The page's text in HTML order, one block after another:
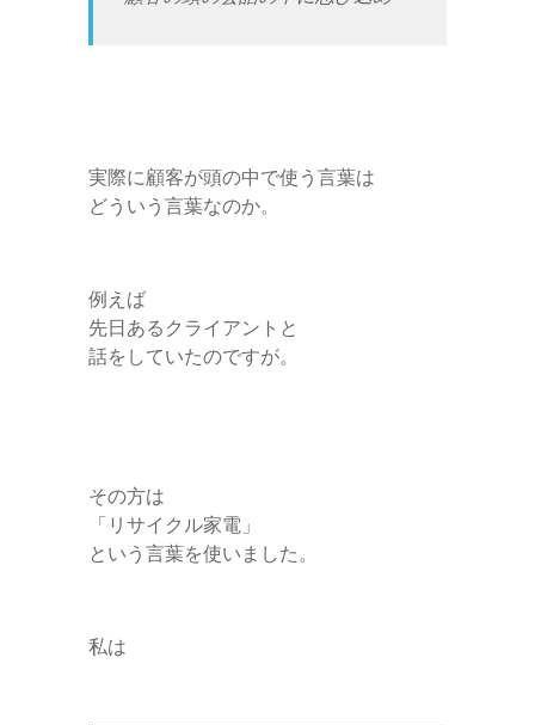
実際に顧客が頭の中で使う言葉は
どういう言葉なのか。
例えば
先日あるクライアントと
話をしていたのですが。
その方は
「リサイクル家電」
という言葉を使いました。
私は